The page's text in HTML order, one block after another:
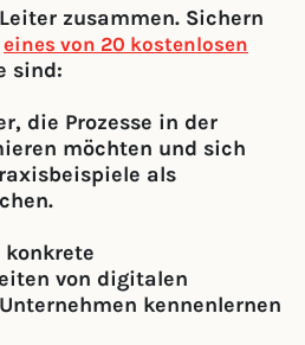
zusammen. Sichern
eines von 20 kostenlosen
sind:
die Prozesse in der
möchten und sich
als
konkrete
von digitalen
kennenlernen